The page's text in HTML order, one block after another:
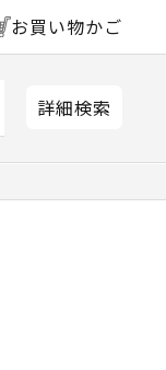
お買い物かご
詳細検索